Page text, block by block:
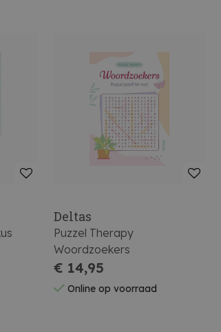
Deltas
Puzzel Therapy
Woordzoekers
€ 14,95
Online op voorraad